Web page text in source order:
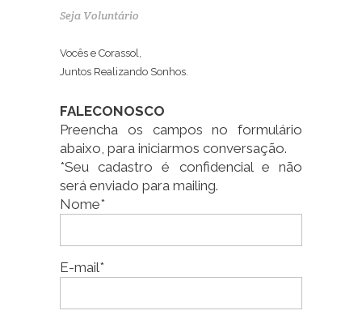
Seja Voluntário
Vocês e Corassol,
Juntos Realizando Sonhos.
FALECONOSCO
Preencha os campos no formulário
abaixo, para iniciarmos conversação.
*Seu cadastro é confidencial e não
será enviado para mailing.
Nome*
E-mail*